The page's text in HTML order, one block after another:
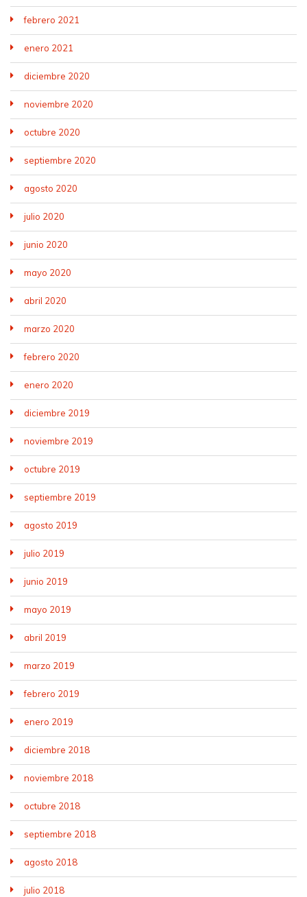
febrero 2021
enero 2021
diciembre 2020
noviembre 2020
octubre 2020
septiembre 2020
agosto 2020
julio 2020
junio 2020
mayo 2020
abril 2020
marzo 2020
febrero 2020
enero 2020
diciembre 2019
noviembre 2019
octubre 2019
septiembre 2019
agosto 2019
julio 2019
junio 2019
mayo 2019
abril 2019
marzo 2019
febrero 2019
enero 2019
diciembre 2018
noviembre 2018
octubre 2018
septiembre 2018
agosto 2018
julio 2018